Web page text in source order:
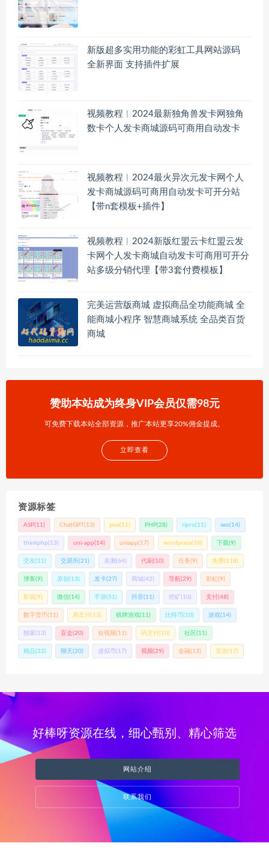
新版超多实用功能的彩虹工具网站源码
全新界面 支持插件扩展
视频教程︱2024最新独角兽发卡网独角
数卡个人发卡商城源码可商用自动发卡
视频教程︱2024最火异次元发卡网个人
发卡商城源码可商用自动发卡可开分站
【带n套模板+插件】
视频教程︱2024新版红盟云卡红盟云发
卡网个人发卡商城自动发卡可商用可开分
站多级分销代理【带3套付费模板】
完美运营版商城 虚拟商品全功能商城 全
能商城小程序 智慧商城系统 全品类百货
商城
赞助本站成为终身VIP会员仅需98元
可免费下载本站全部资源，推广本站更享20%佣金提成。
立即查看
资源标签
ASP(11) ChatGPT(13) java(11) PHP(28) ripro(11) seo(14)
thinkphp(13) uni-app(14) uniapp(17) wordpress(10) 下载(9)
交友(11) 交易所(21) 亲测 (64) 代刷 (10) 任务(9) 免费(118)
博客(9) 原创 (13) 发卡(27) 商城(42) 导航(29) 彩虹(9)
影视(9) 微信(14) 手游(51) 抖音(11) 挖矿(10) 支付(48)
数字货币(11) 易支付(13) 棋牌游戏(11) 比特币(10) 游戏(14)
独家(13) 盲盒(20) 短视频(11) 码支付(10) 社区(11)
精品(32) 聊天(20) 虚拟币(17) 视频(29) 金融(13) 页游(17)
好棒呀资源在线，细心甄别、精心筛选
网站介绍
联系我们